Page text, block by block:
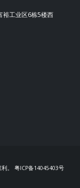
裕工业区6栋5楼西
。 粤ICP备14045403号